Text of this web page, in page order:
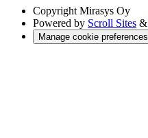
Copyright Mirasys Oy
Powered by Scroll Sites &
Manage cookie preferences